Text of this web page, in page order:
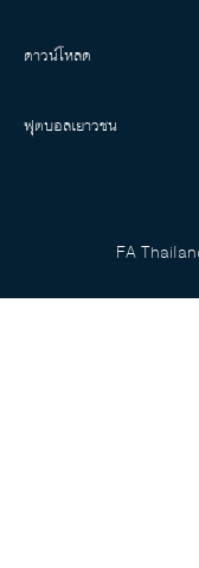
ดาวน์โหลด
ฟุตบอลเยาวชน
FA